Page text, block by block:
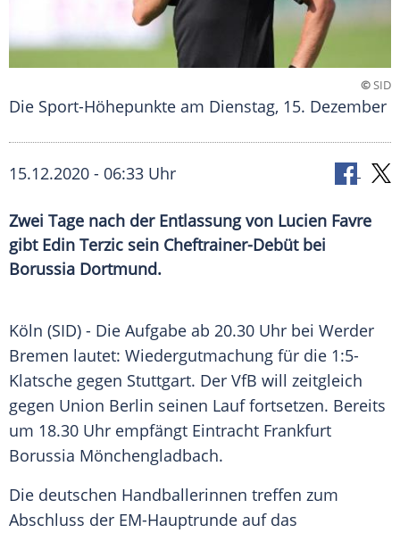
©SID
Die Sport-Höhepunkte am Dienstag, 15. Dezember
15.12.2020 - 06:33 Uhr
Zwei Tage nach der Entlassung von Lucien Favre
gibt Edin Terzic sein Cheftrainer-Debüt bei
Borussia Dortmund.
Köln (SID) - Die Aufgabe ab 20.30 Uhr bei Werder
Bremen lautet: Wiedergutmachung für die 1:5-
Klatsche gegen Stuttgart. Der VfB will zeitgleich
gegen Union Berlin seinen Lauf fortsetzen. Bereits
um 18.30 Uhr empfängt Eintracht Frankfurt
Borussia Mönchengladbach.
Die deutschen Handballerinnen treffen zum
Abschluss der EM-Hauptrunde auf das